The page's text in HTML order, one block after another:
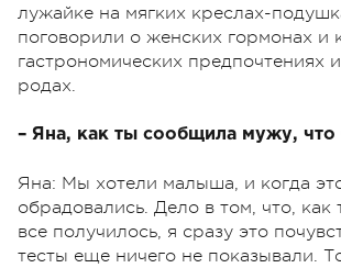
лужайке на мягких креслах-
поговорили о женских гормонах и
гастрономических предпочтениях
родах.
– Яна, как ты сообщила мужу, что
Яна: Мы хотели малыша, и когда
обрадовались. Дело в том, что, как
все получилось, я сразу это
тесты еще ничего не показывали.